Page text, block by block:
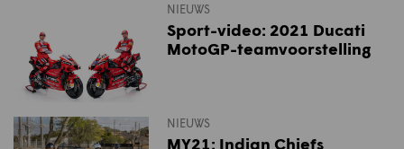
NIEUWS
Sport-video: 2021 Ducati
MotoGP-teamvoorstelling
NIEUWS
MY21: Indian Chiefs